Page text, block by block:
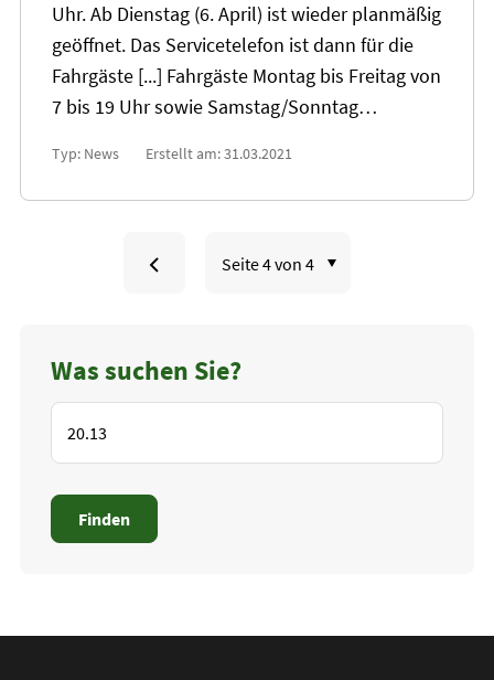
Uhr. Ab Dienstag (6. April) ist wieder planmäßig
geöffnet. Das Servicetelefon ist dann für die
Fahrgäste [...] Fahrgäste Montag bis Freitag von
7 bis 19 Uhr sowie Samstag/Sonntag…
Typ: News Erstellt am: 31.03.2021
3
aufrufen:
Was suchen Sie?
Finden